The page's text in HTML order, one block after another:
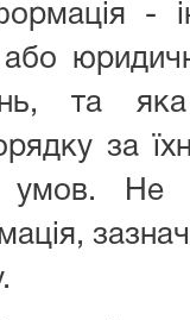
-
та
за
умов. Не